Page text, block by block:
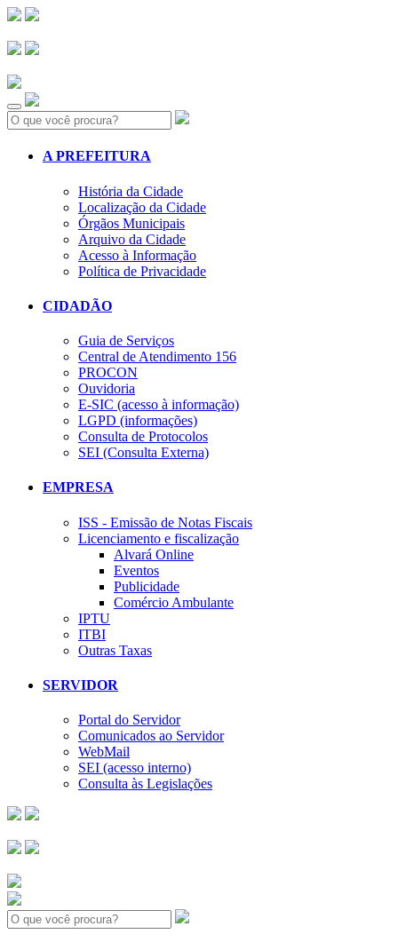
Search:
A PREFEITURA
História da Cidade
Localização da Cidade
Órgãos Municipais
Arquivo da Cidade
Acesso à Informação
Política de Privacidade
CIDADÃO
Guia de Serviços
Central de Atendimento 156
PROCON
Ouvidoria
E-SIC (acesso à informação)
LGPD (informações)
Consulta de Protocolos
SEI (Consulta Externa)
EMPRESA
ISS - Emissão de Notas Fiscais
Licenciamento e fiscalização
Alvará Online
Eventos
Publicidade
Comércio Ambulante
IPTU
ITBI
Outras Taxas
SERVIDOR
Portal do Servidor
Comunicados ao Servidor
WebMail
SEI (acesso interno)
Consulta às Legislações
Search: